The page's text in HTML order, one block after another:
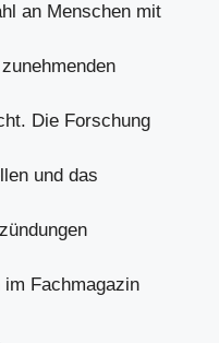
an Menschen mit
Die Forschung
und das
Fachmagazin